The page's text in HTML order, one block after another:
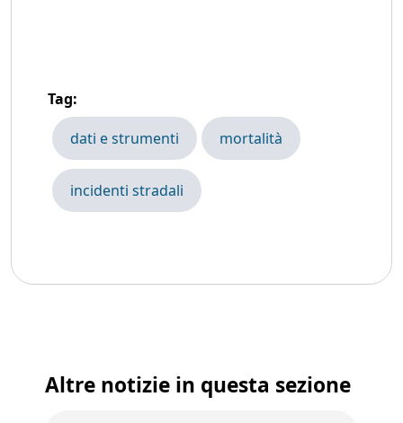
Tag:
dati e strumenti
mortalità
incidenti stradali
Altre notizie in questa sezione